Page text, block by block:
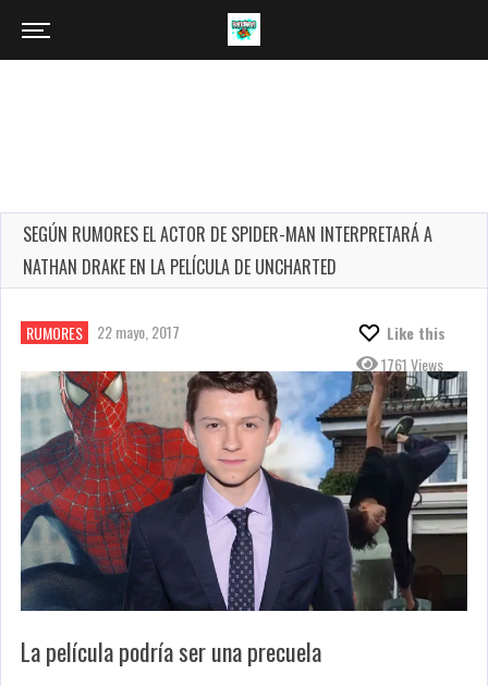
SEGÚN RUMORES EL ACTOR DE SPIDER-MAN INTERPRETARÁ A
NATHAN DRAKE EN LA PELÍCULA DE UNCHARTED
RUMORES 22 mayo, 2017
Like this
1761 Views
La película podría ser una precuela